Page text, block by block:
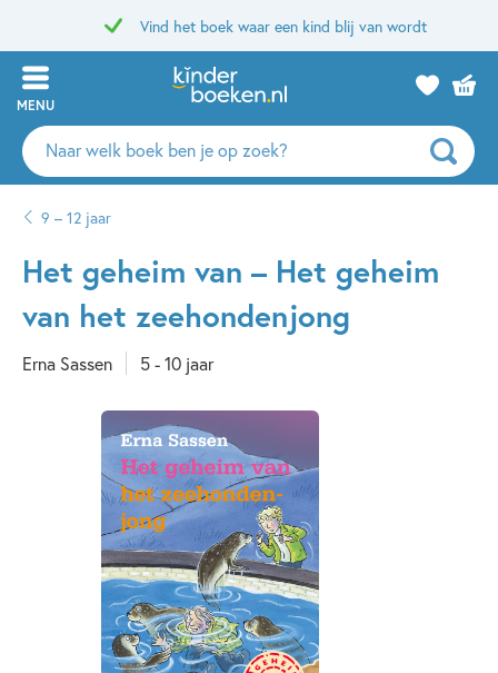
Vind het boek waar een kind blij van wordt
MENU
Zoeken
naar
auteurs
uitgevers
9 – 12 jaar
Het geheim van – Het geheim
van het zeehondenjong
Erna Sassen 5 - 10 jaar